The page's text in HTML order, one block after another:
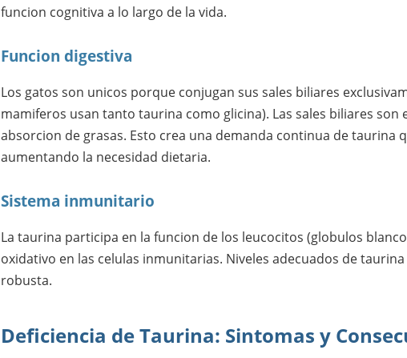
funcion cognitiva a lo largo de la vida.
Funcion digestiva
Los gatos son unicos porque conjugan sus sales biliares
mamiferos usan tanto taurina como glicina). Las sales biliares son
absorcion de grasas. Esto crea una demanda continua de taurina
aumentando la necesidad dietaria.
Sistema inmunitario
La taurina participa en la funcion de los leucocitos (globulos
oxidativo en las celulas inmunitarias. Niveles adecuados de
robusta.
Deficiencia de Taurina: Sintomas y